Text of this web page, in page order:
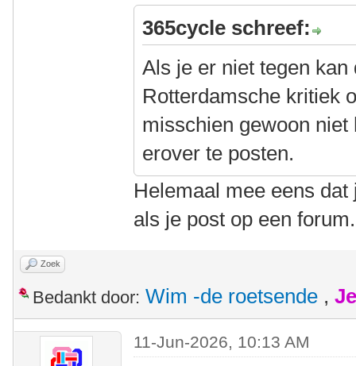
365cycle schreef:
Als je er niet tegen
Rotterdamsche kritiek
misschien gewoon
erover te posten.
Helemaal mee eens
als je post op een forum.
Zoek
Bedankt door: Wim -de roetsende ,
11-Jun-2026, 10:13 AM